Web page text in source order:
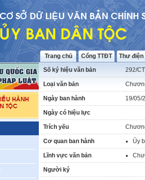
Trang chủ Cổng TTĐT Thư
Số ký hiệu văn bản 292/
Loại văn bản
Ngày ban hành 19/05/
Ngày có hiệu lực
Trích yếu
Cơ quan ban hành Ủy
Lĩnh vực văn bản
Người ký